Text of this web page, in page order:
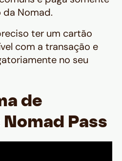
Nomad.
ter um cartão
com a transação e
no seu
de
Pass